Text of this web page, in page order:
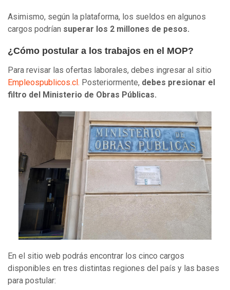
Asimismo, según la plataforma, los sueldos en algunos
cargos podrían superar los 2 millones de pesos.
¿Cómo postular a los trabajos en el MOP?
Para revisar las ofertas laborales, debes ingresar al sitio
Empleospublicos.cl. Posteriormente, debes presionar el
filtro del Ministerio de Obras Públicas.
En el sitio web podrás encontrar los cinco cargos
disponibles en tres distintas regiones del país y las bases
para postular: